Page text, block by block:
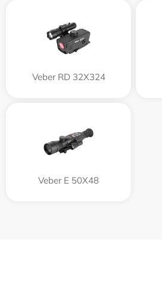
Veber RD 32X324
Veber E 50X48